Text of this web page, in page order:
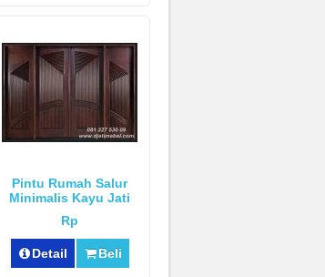
Pintu Rumah Salur
Minimalis Kayu Jati
Rp
Detail Beli